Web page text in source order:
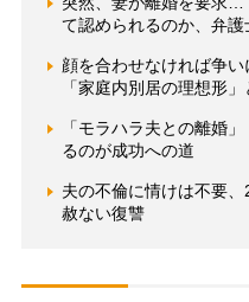
て認められるのか、弁護
顔を合わせなければ争
「家庭内別居の理想形」
「モラハラ夫との離婚
るのが成功への道
夫の不倫に情けは不要
赦ない復讐